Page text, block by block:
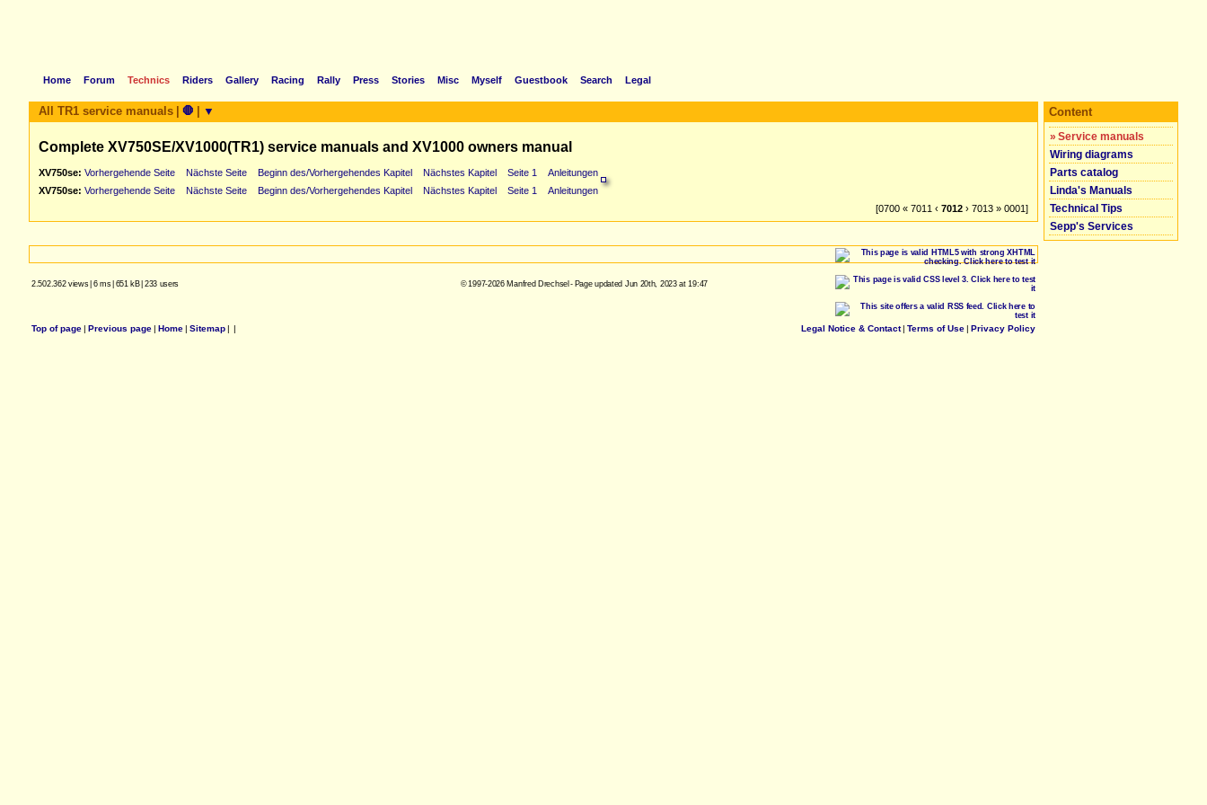
Home Forum Technics Riders Gallery Racing Rally Press Stories Misc Myself Guestbook Search Legal
All TR1 service manuals 🛑 ▼
Complete XV750SE/XV1000(TR1) service manuals and XV1000 owners manual
XV750se: Vorhergehende Seite Nächste Seite Beginn des/Vorhergehendes Kapitel Nächstes Kapitel Seite 1
Anleitungen
XV750se: Vorhergehende Seite Nächste Seite Beginn des/Vorhergehendes Kapitel Nächstes Kapitel Seite 1
Anleitungen
[0700 « 7011 ‹ 7012 › 7013 » 0001]
Content
» Service manuals
Wiring diagrams
Parts catalog
Linda's Manuals
Technical Tips
Sepp's Services
2.502.362 views| 6 ms| 651 kB| 233 users © 1997-2026 Manfred Drechsel - Page updated Jun 20th, 2023 at 19:47
Top of page| Previous page| Home| Sitemap| | Legal Notice & Contact| Terms of Use| Privacy Policy